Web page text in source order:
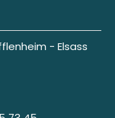
- Elsass